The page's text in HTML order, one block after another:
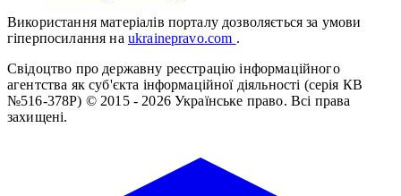
Використання матеріалів порталу дозволяється за умови
гіперпосилання на ukrainepravo.com .
Свідоцтво про державну реєстрацію інформаційного
агентства як суб'єкта інформаційної діяльності (серія КВ
№516-378Р) © 2015 - 2026 Українське право. Всі права
захищені.